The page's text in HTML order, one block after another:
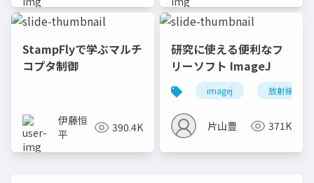
StampFlyで学ぶマルチ
コプタ制御
伊藤恒
平
390.4K
研究に使える便利なフ
リーソフト ImageJ
imagej 放射線技師
片山豊 371K